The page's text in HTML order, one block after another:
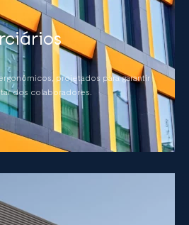
projetados para garantir
dos colaboradores.